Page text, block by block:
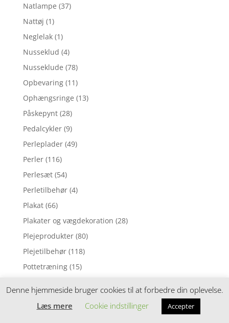
Natlampe (37)
Nattøj (1)
Neglelak (1)
Nusseklud (4)
Nusseklude (78)
Opbevaring (11)
Ophængsringe (13)
Påskepynt (28)
Pedalcykler (9)
Perleplader (49)
Perler (116)
Perlesæt (54)
Perletilbehør (4)
Plakat (66)
Plakater og vægdekoration (28)
Plejeprodukter (80)
Plejetilbehør (118)
Pottetræning (15)
Pusleborde
Puslepude (1)
Denne hjemmeside bruger cookies til at forbedre din oplevelse.
Læs mere
Cookie indstillinger Accepter